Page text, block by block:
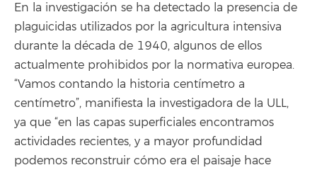
En la investigación se ha detectado la presencia de
plaguicidas utilizados por la agricultura intensiva
durante la década de 1940, algunos de ellos
actualmente prohibidos por la normativa europea.
“Vamos contando la historia centímetro a
centímetro”, manifiesta la investigadora de la ULL,
ya que “en las capas superficiales encontramos
actividades recientes, y a mayor profundidad
podemos reconstruir cómo era el paisaje hace